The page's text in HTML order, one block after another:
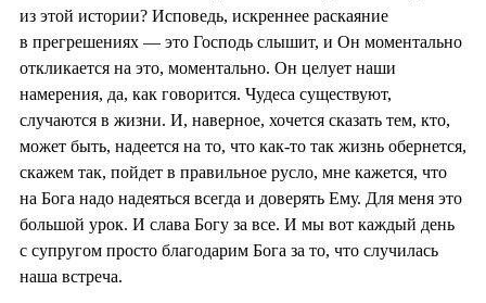
из этой истории? Исповедь, искреннее раскаяние
в прегрешениях — это Господь слышит, и Он моментально
откликается на это, моментально. Он целует наши
намерения, да, как говорится. Чудеса существуют,
случаются в жизни. И, наверное, хочется сказать тем, кто,
может быть, надеется на то, что как-то так жизнь обернется,
скажем так, пойдет в правильное русло, мне кажется, что
на Бога надо надеяться всегда и доверять Ему. Для меня это
большой урок. И слава Богу за все. И мы вот каждый день
с супругом просто благодарим Бога за то, что случилась
наша встреча.